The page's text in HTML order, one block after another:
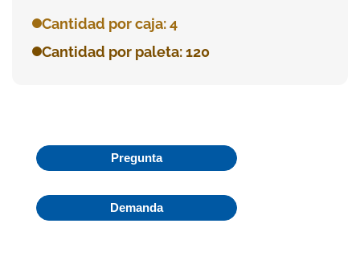
Cantidad por caja: 4
Cantidad por paleta: 120
Pregunta
Demanda